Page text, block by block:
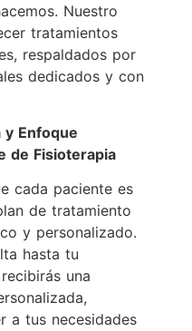
Nuestro
tratamientos
respaldados por
dedicados y con
y Enfoque
de Fisioterapia
cada paciente es
de tratamiento
y personalizado.
hasta tu
una
a tus necesidades